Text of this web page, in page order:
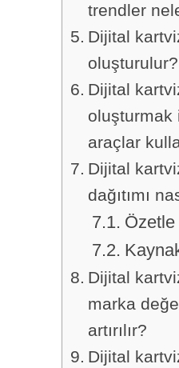
trendler
Dijital
oluşturulur?
Dijital
oluşturmak
araçlar
Dijital
dağıtımı
Özetle
Dijital
marka
artırılır?
Dijital